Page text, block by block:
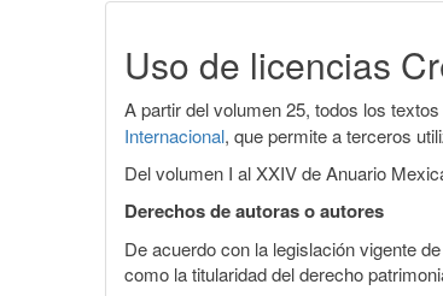
Uso de licencias
A partir del volumen 25, todos los
Internacional, que permite a terceros
Del volumen I al XXIV de Anuario
Derechos de autoras o autores
De acuerdo con la legislación vigente
como la titularidad del derecho